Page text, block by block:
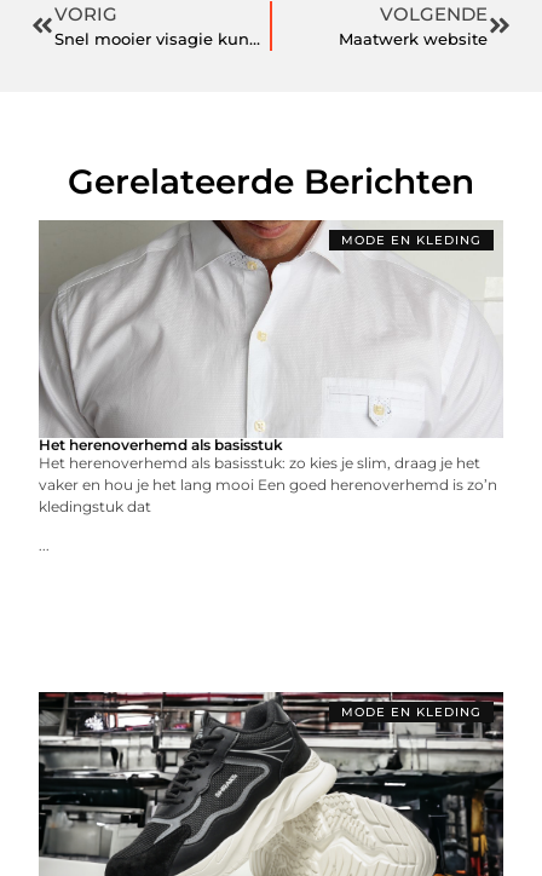
VORIG
Snel mooier visagie kunnen doen door je opleiding visagie
VOLGENDE
Maatwerk website
Gerelateerde Berichten
MODE EN KLEDING
Het herenoverhemd als basisstuk
Het herenoverhemd als basisstuk: zo kies je slim, draag je het
vaker en hou je het lang mooi Een goed herenoverhemd is zo’n
kledingstuk dat
...
MODE EN KLEDING